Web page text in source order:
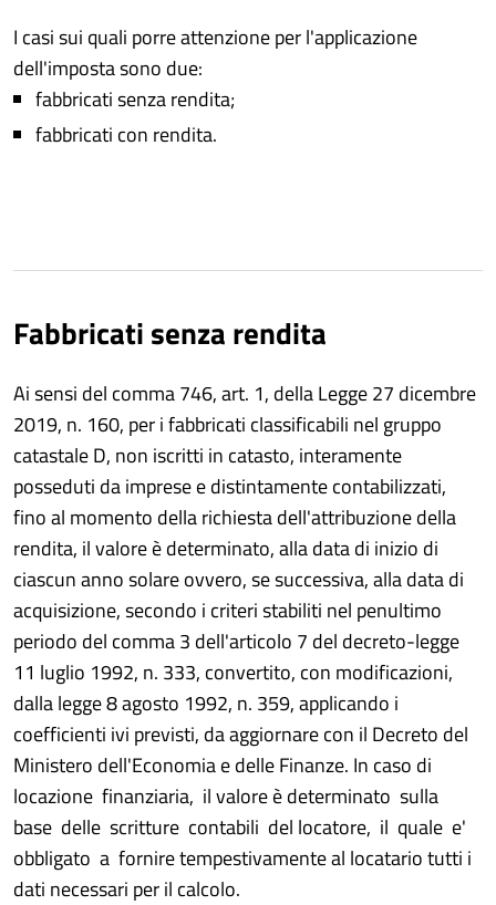
I casi sui quali porre attenzione per l'applicazione
dell'imposta sono due:
fabbricati senza rendita;
fabbricati con rendita.
Fabbricati senza rendita
Ai sensi del comma 746, art. 1, della Legge 27 dicembre
2019, n. 160, per i fabbricati classificabili nel gruppo
catastale D, non iscritti in catasto, interamente
posseduti da imprese e distintamente contabilizzati,
fino al momento della richiesta dell'attribuzione della
rendita, il valore è determinato, alla data di inizio di
ciascun anno solare ovvero, se successiva, alla data di
acquisizione, secondo i criteri stabiliti nel penultimo
periodo del comma 3 dell'articolo 7 del decreto-legge
11 luglio 1992, n. 333, convertito, con modificazioni,
dalla legge 8 agosto 1992, n. 359, applicando i
coefficienti ivi previsti, da aggiornare con il Decreto del
Ministero dell'Economia e delle Finanze. In caso di
locazione finanziaria, il valore è determinato sulla
base delle scritture contabili del locatore, il quale e'
obbligato a fornire tempestivamente al locatario tutti i
dati necessari per il calcolo.